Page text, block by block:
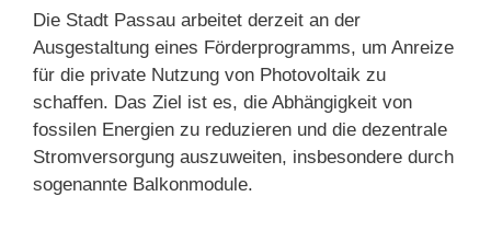
Die Stadt Passau arbeitet derzeit an der
Ausgestaltung eines Förderprogramms, um Anreize
für die private Nutzung von Photovoltaik zu
schaffen. Das Ziel ist es, die Abhängigkeit von
fossilen Energien zu reduzieren und die dezentrale
Stromversorgung auszuweiten, insbesondere durch
sogenannte Balkonmodule.